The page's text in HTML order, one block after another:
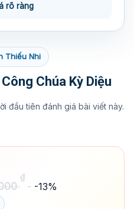
rõ ràng
Thiếu Nhi
Chúa Kỳ Diệu
đầu tiên đánh giá bài viết này.
₫
-13%